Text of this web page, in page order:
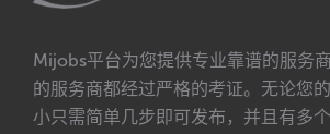
Mijobs平台为您提供专业靠谱的服务
的服务商都经过严格的考证。无论您
小只需简单几步即可发布，并且有多